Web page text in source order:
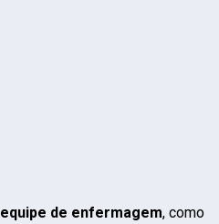
equipe de enfermagem, como